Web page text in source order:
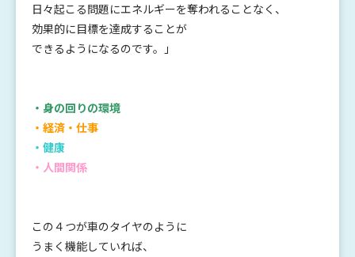
日々起こる問題にエネルギーを奪われることなく、
効果的に目標を達成することが
できるようになるのです。」
・身の回りの環境
・経済・仕事
・健康
・人間関係
この４つが車のタイヤのように
うまく機能していれば、